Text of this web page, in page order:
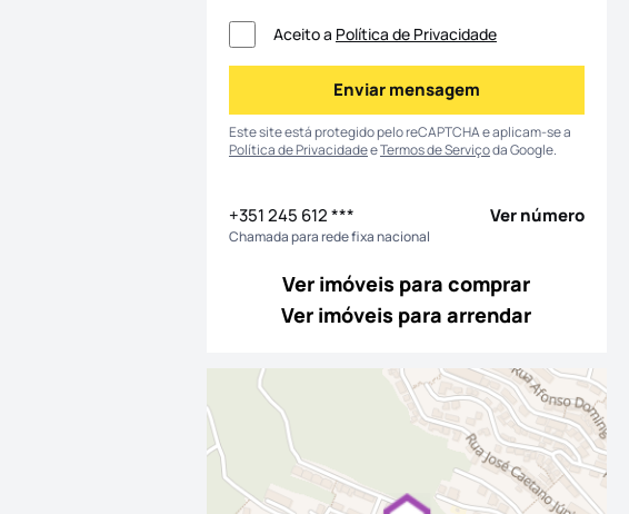
Aceito a Política de Privacidade
Enviar mensagem
Enviar mensagem
Este site está protegido pelo reCAPTCHA e aplicam-se a
Política de PrivacidadeeTermos de Serviçoda Google.
+351 245 612 *** Ver número
Chamada para rede fixa nacional
Ver imóveis para comprar
Ver imóveis para arrendar